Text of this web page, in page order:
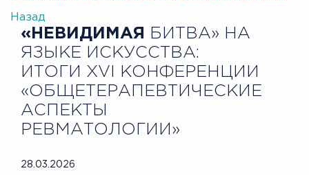
Назад
«НЕВИДИМАЯ
БИТВА» НА
ЯЗЫКЕ ИСКУССТВА:
ИТОГИ XVI КОНФЕРЕНЦИИ
«ОБЩЕТЕРАПЕВТИЧЕСКИЕ
АСПЕКТЫ
РЕВМАТОЛОГИИ»
28.03.2026